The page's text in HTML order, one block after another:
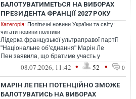
БАЛОТУВАТИМЕТЬСЯ НА ВИБОРАХ
ПРЕЗИДЕНТА ФРАНЦІЇ 2027 РОКУ
Категорія: Політичні новини України та світу:
читати новини політики
Лідерка французької ультраправої партії
"Національне обʼєднання" Марін Ле
Пен заявила, що братиме участь у
президентських виборах у Франції 2027
08.07.2026, 11:42 • 52 • 0
МАРІН ЛЕ ПЕН ПОТЕНЦІЙНО ЗМОЖЕ
БАЛОТУВАТИСЬ НА ВИБОРАХ